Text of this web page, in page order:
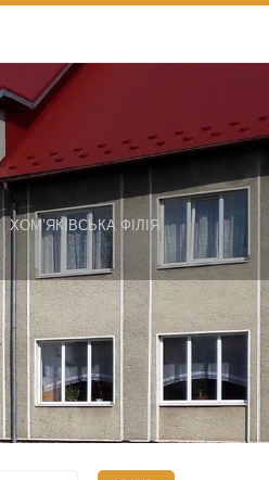
ХОМ’ЯКІВСЬКА ФІЛІЯ